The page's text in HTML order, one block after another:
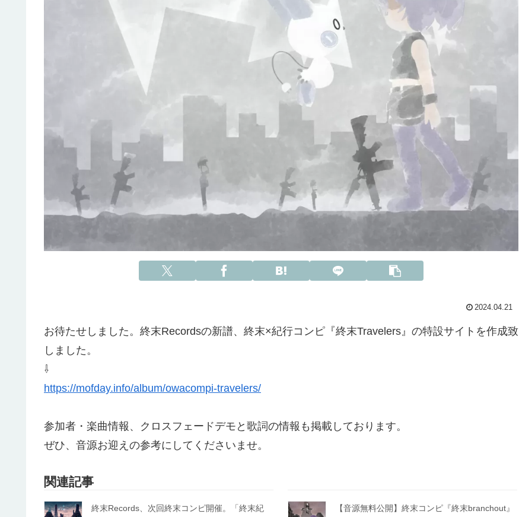
2024.04.21
お待たせしました。終末Recordsの新譜、終末×紀行コンピ『終末Travelers』の特設サイトを作成致
しました。
⇩
https://mofday.info/album/owacompi-travelers/
参加者・楽曲情報、クロスフェードデモと歌詞の情報も掲載しております。
ぜひ、音源お迎えの参考にしてくださいませ。
関連記事
終末Records、次回終末コンピ開催。「終末紀
【音源無料公開】終末コンピ『終末branchout』